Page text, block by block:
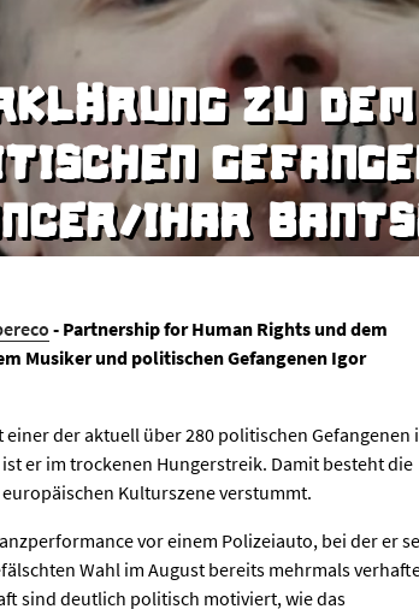
ZU
IHAR
- Partnership for Human Rights und dem
Musiker und politischen Gefangenen Igor
der aktuell über 280 politischen Gefangenen
er im trockenen Hungerstreik. Damit besteht die
Kulturszene verstummt.
vor einem Polizeiauto, bei der er
Wahl im August bereits mehrmals
sind deutlich politisch motiviert, wie das